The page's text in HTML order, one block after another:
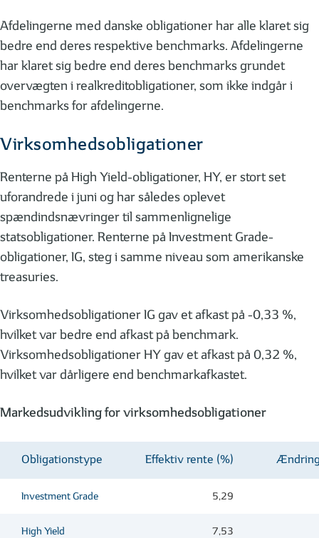
Afdelingerne med danske obligationer har alle klaret sig
bedre end deres respektive benchmarks. Afdelingerne
har klaret sig bedre end deres benchmarks grundet
overvægten i realkreditobligationer, som ikke indgår i
benchmarks for afdelingerne.
Virksomhedsobligationer
Renterne på High Yield-obligationer, HY, er stort set
uforandrede i juni og har således oplevet
spændindsnævringer til sammenlignelige
statsobligationer. Renterne på Investment Grade-
obligationer, IG, steg i samme niveau som amerikanske
treasuries.
Virksomhedsobligationer IG gav et afkast på -0,33 %,
hvilket var bedre end afkast på benchmark.
Virksomhedsobligationer HY gav et afkast på 0,32 %,
hvilket var dårligere end benchmarkafkastet.
Markedsudvikling for virksomhedsobligationer
Obligationstype Effektiv rente (%)
Investment Grade 5,29
High Yield 7,53